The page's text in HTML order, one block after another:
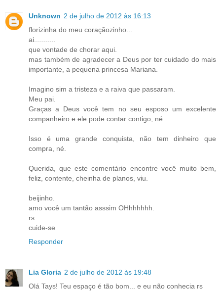
Unknown 2 de julho de 2012 às 16:13
florizinha do meu coraçãozinho...
ai...........
que vontade de chorar aqui.
mas também de agradecer a Deus por ter cuidado do mais
importante, a pequena princesa Mariana.
Imagino sim a tristeza e a raiva que passaram.
Meu pai.
Graças a Deus você tem no seu esposo um excelente
companheiro e ele pode contar contigo, né.
Isso é uma grande conquista, não tem dinheiro que
compra, né.
Querida, que este comentário encontre você muito bem,
feliz, contente, cheinha de planos, viu.
beijinho.
amo você um tantão asssim OHhhhhhh.
rs
cuide-se
Responder
Lia Gloria 2 de julho de 2012 às 19:48
Olá Tays! Teu espaço é tão bom... e eu não conhecia rs